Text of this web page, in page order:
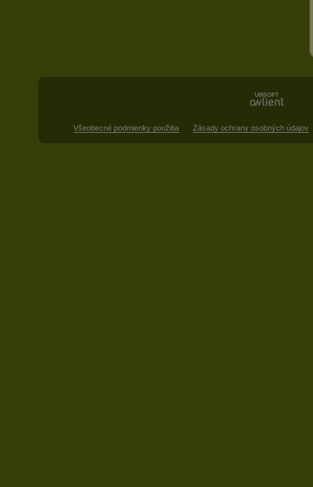
Všeobecné podmienky použitia Zásady ochrany osobných údajov